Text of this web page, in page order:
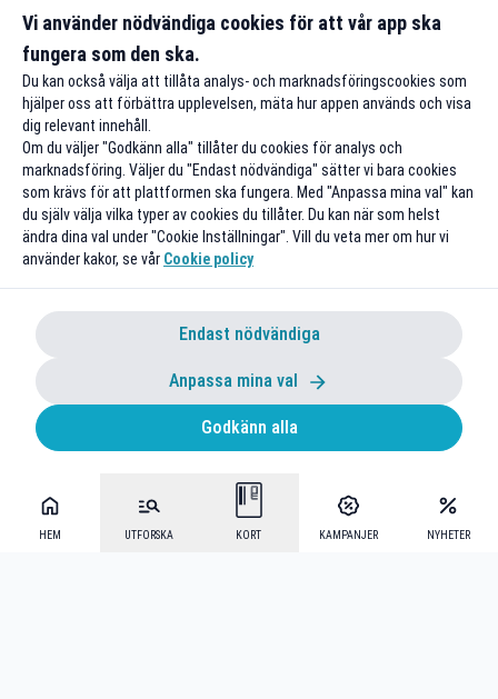
HEM UTFORSKA KORT KAMPANJER NYHETER
Till rabatten
Vi använder nödvändiga cookies för att vår app ska
fungera som den ska.
Du kan också välja att tillåta analys- och marknadsföringscookies som
hjälper oss att förbättra upplevelsen, mäta hur appen används och visa
dig relevant innehåll.
Om du väljer "Godkänn alla" tillåter du cookies för analys och
marknadsföring. Väljer du "Endast nödvändiga" sätter vi bara cookies
som krävs för att plattformen ska fungera. Med "Anpassa mina val" kan
du själv välja vilka typer av cookies du tillåter. Du kan när som helst
ändra dina val under "Cookie Inställningar". Vill du veta mer om hur vi
använder kakor, se vår Cookie policy
Endast nödvändiga
Anpassa mina val
Godkänn alla